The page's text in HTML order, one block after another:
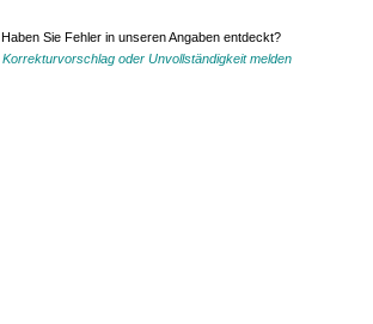
Haben Sie Fehler in unseren Angaben entdeckt?
Korrekturvorschlag oder Unvollständigkeit melden